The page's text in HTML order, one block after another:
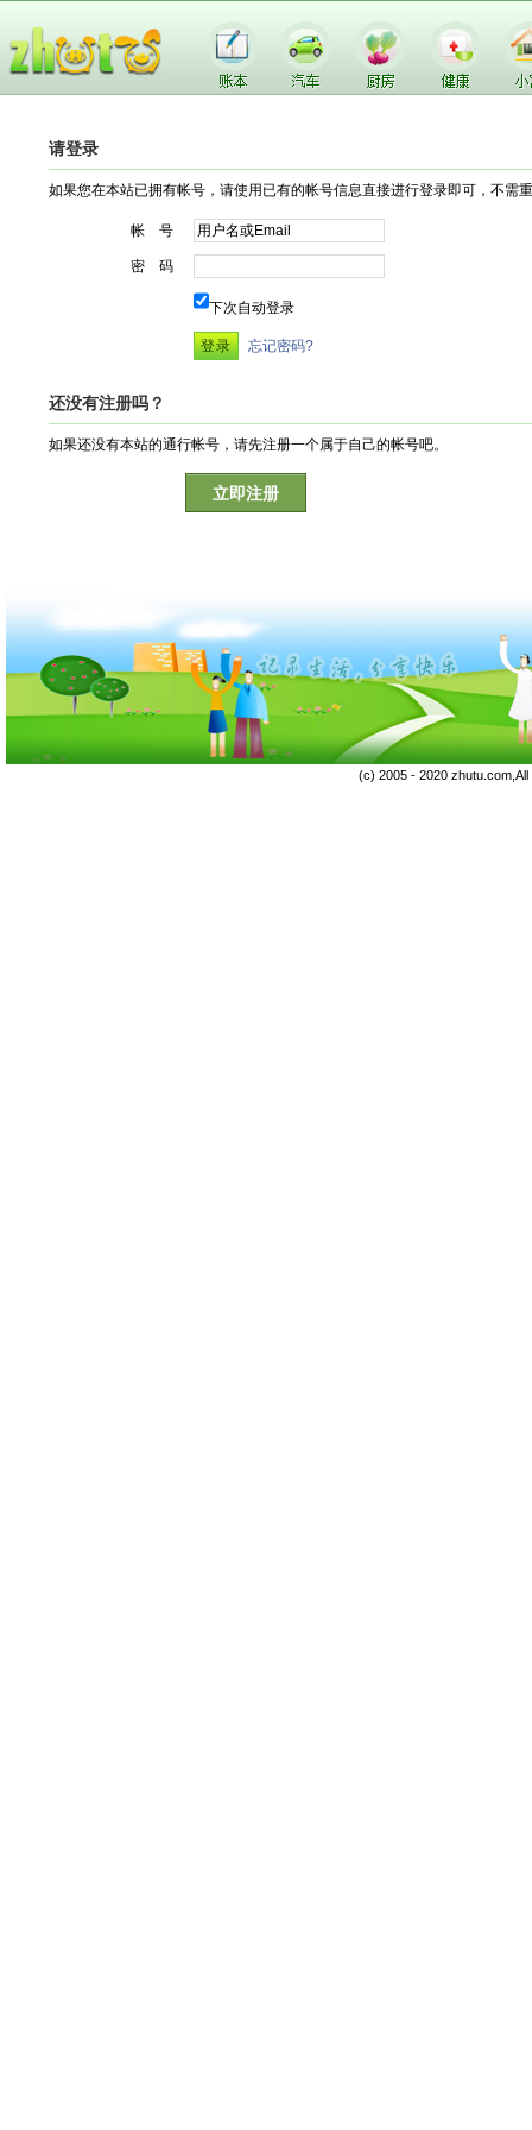
请登录
如果您在本站已拥有帐号，请使用已有的帐号信息直接进行登录即可，不需
帐 号
密 码
下次自动登录
忘记密码?
还没有注册吗？
如果还没有本站的通行帐号，请先注册一个属于自己的帐号吧。
立即注册
(c) 2005 - 2020